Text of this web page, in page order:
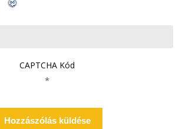
CAPTCHA Kód
*